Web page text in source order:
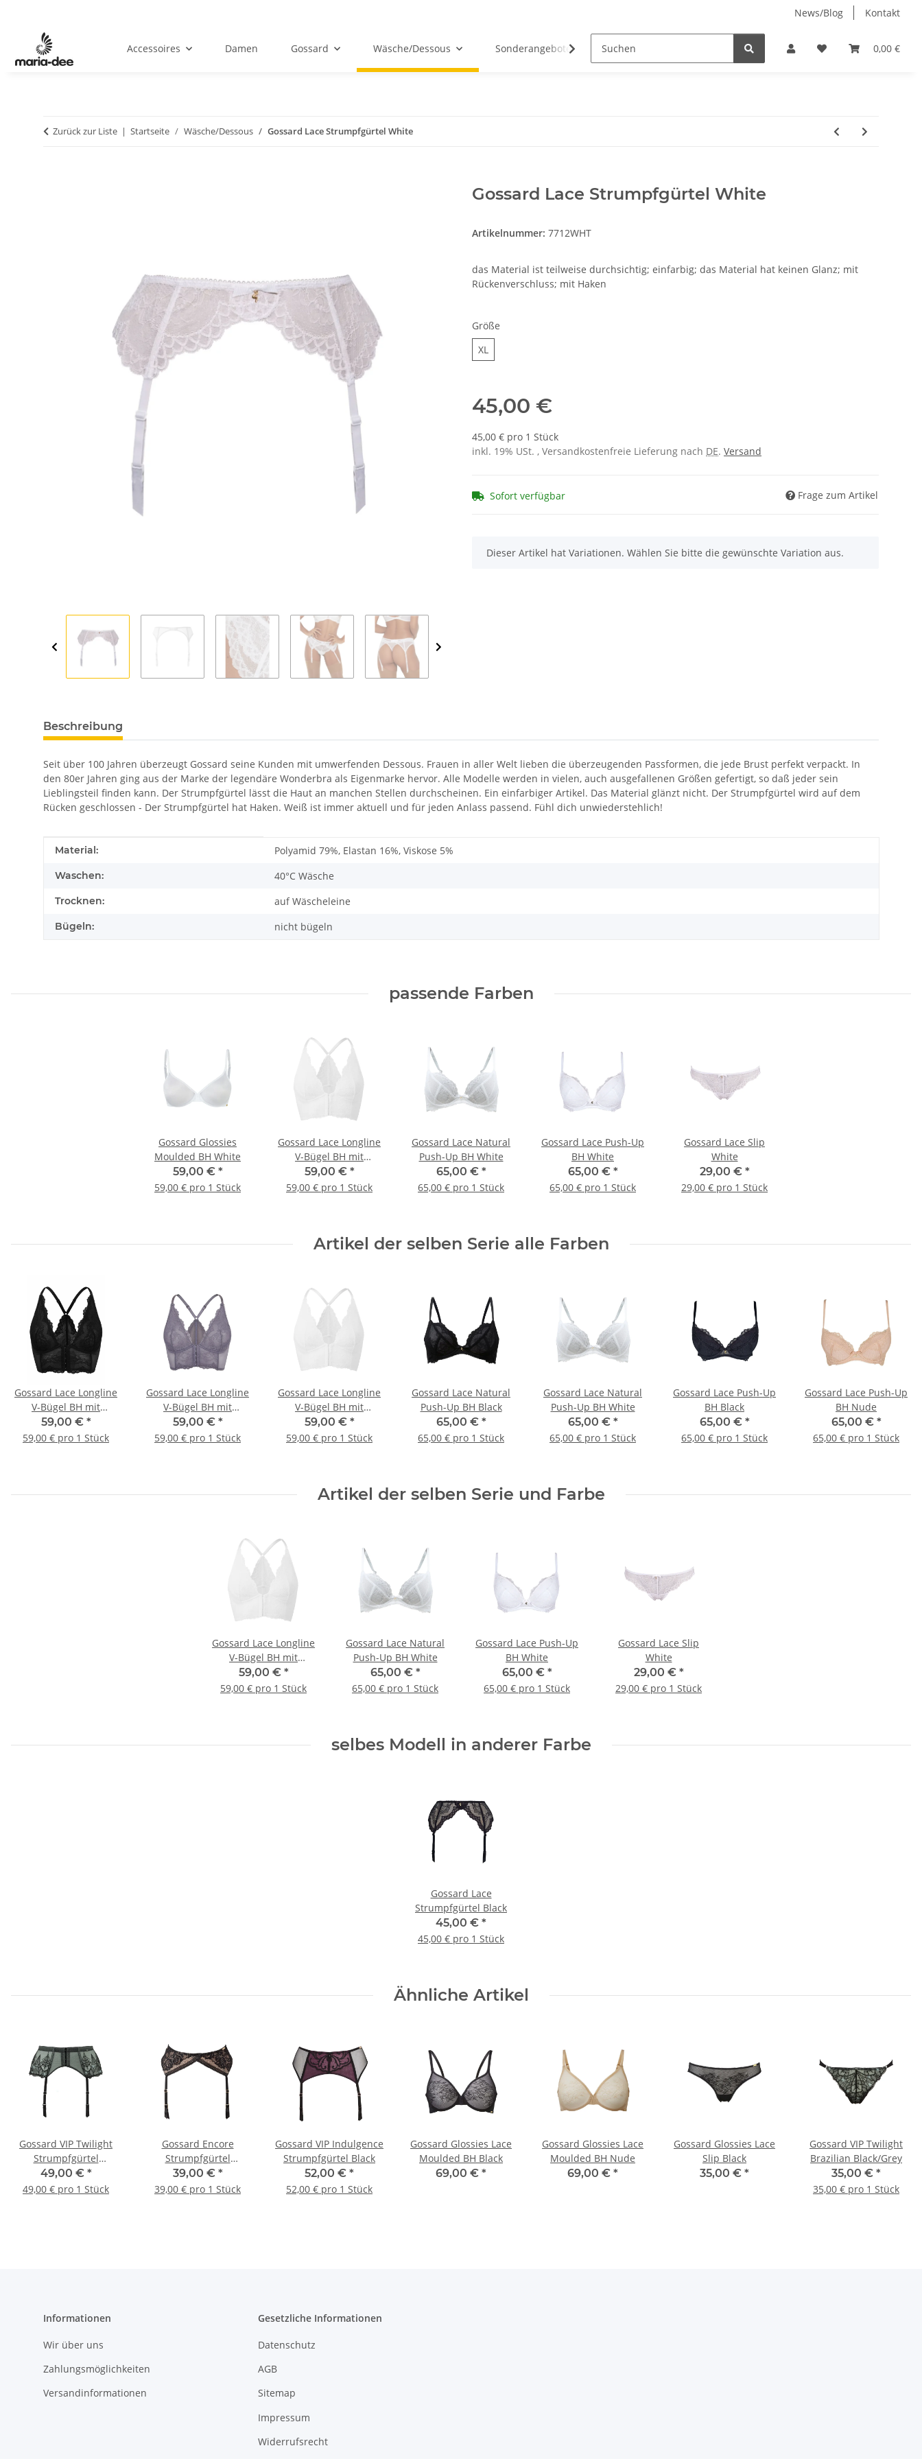
News/Blog Kontakt
0,00 €
Accessoires Damen Gossard Wäsche/Dessous Sonderangebote Jenny-Bell (made in Germany)
Zurück zur Liste Startseite Wäsche/Dessous Gossard Lace Strumpfgürtel White
Gossard Lace Strumpfgürtel White
Artikelnummer: 7712WHT
das Material ist teilweise durchsichtig; einfarbig; das Material hat keinen Glanz; mit
Rückenverschluss; mit Haken
Größe
XL
45,00 €
45,00 € pro 1 Stück
inkl. 19% USt. , Versandkostenfreie Lieferung nach DE. Versand
Sofort verfügbar Frage zum Artikel
x
Dieser Artikel hat Variationen. Wählen Sie bitte die gewünschte Variation aus.
Beschreibung
Seit über 100 Jahren überzeugt Gossard seine Kunden mit umwerfenden Dessous. Frauen in aller Welt lieben die überzeugenden Passformen, die jede Brust perfekt verpackt. In
den 80er Jahren ging aus der Marke der legendäre Wonderbra als Eigenmarke hervor. Alle Modelle werden in vielen, auch ausgefallenen Größen gefertigt, so daß jeder sein
Lieblingsteil finden kann. Der Strumpfgürtel lässt die Haut an manchen Stellen durchscheinen. Ein einfarbiger Artikel. Das Material glänzt nicht. Der Strumpfgürtel wird auf dem
Rücken geschlossen - Der Strumpfgürtel hat Haken. Weiß ist immer aktuell und für jeden Anlass passend. Fühl dich unwiederstehlich!
Produkteigenschaft
Wert
Material: Polyamid 79%, Elastan 16%, Viskose 5%
Waschen: 40°C Wäsche
Trocknen: auf Wäscheleine
Bügeln: nicht bügeln
passende Farben
Gossard Glossies
Moulded BH White
59,00 € *
59,00 € pro 1 Stück
Gossard Lace Longline
V-Bügel BH mit
Frontverschluss White
59,00 € *
59,00 € pro 1 Stück
Gossard Lace Natural
Push-Up BH White
65,00 € *
65,00 € pro 1 Stück
Gossard Lace Push-Up
BH White
65,00 € *
65,00 € pro 1 Stück
Gossard Lace Slip
White
29,00 € *
29,00 € pro 1 Stück
Artikel der selben Serie alle Farben
Gossard Lace Longline
V-Bügel BH mit
Frontverschluss Black
59,00 € *
59,00 € pro 1 Stück
Gossard Lace Longline
V-Bügel BH mit
Frontverschluss Platin
59,00 € *
59,00 € pro 1 Stück
Gossard Lace Longline
V-Bügel BH mit
Frontverschluss White
59,00 € *
59,00 € pro 1 Stück
Gossard Lace Natural
Push-Up BH Black
65,00 € *
65,00 € pro 1 Stück
Gossard Lace Natural
Push-Up BH White
65,00 € *
65,00 € pro 1 Stück
Gossard Lace Push-Up
BH Black
65,00 € *
65,00 € pro 1 Stück
Gossard Lace Push-Up
BH Nude
65,00 € *
65,00 € pro 1 Stück
Artikel der selben Serie und Farbe
Gossard Lace Longline
V-Bügel BH mit
Frontverschluss White
59,00 € *
59,00 € pro 1 Stück
Gossard Lace Natural
Push-Up BH White
65,00 € *
65,00 € pro 1 Stück
Gossard Lace Push-Up
BH White
65,00 € *
65,00 € pro 1 Stück
Gossard Lace Slip
White
29,00 € *
29,00 € pro 1 Stück
selbes Modell in anderer Farbe
Gossard Lace
Strumpfgürtel Black
45,00 € *
45,00 € pro 1 Stück
Ähnliche Artikel
Gossard VIP Twilight
Strumpfgürtel
Black/Grey
49,00 € *
49,00 € pro 1 Stück
Gossard Encore
Strumpfgürtel
Black/Nude
39,00 € *
39,00 € pro 1 Stück
Gossard VIP Indulgence
Strumpfgürtel Black
52,00 € *
52,00 € pro 1 Stück
Gossard Glossies Lace
Moulded BH Black
69,00 € *
Gossard Glossies Lace
Moulded BH Nude
69,00 € *
Gossard Glossies Lace
Slip Black
35,00 € *
Gossard VIP Twilight
Brazilian Black/Grey
35,00 € *
35,00 € pro 1 Stück
Informationen
Wir über uns
Zahlungsmöglichkeiten
Versandinformationen
Gesetzliche Informationen
Datenschutz
AGB
Sitemap
Impressum
Widerrufsrecht